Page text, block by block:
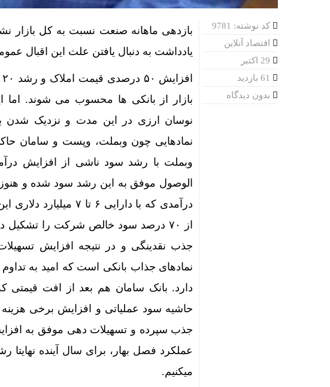
کد نوشته: 9781
اقتصاد آنلاین
بدون دیدگاه
بازدهی ماهانه صنعت نسبت به کل بازار
یادداشت به دنبال یافتن علت این اقبال
بازار از بانکی ها محسوب می شوند. اما
نوسان ارزی در این مدت و نزدیک شدن
نمادهایی چون وبملت، وپست و سامان
وبملت با رشد سود ناشی از افزایش
الوصول موفق به این رشد سود شده و
از ۷۰ درصد سود خالص شرکت را
نمادهای جذاب بانکی است که امید به
حاشیه سود عملیاتی و افزایش برخی
جذب سپرده و تسهیلات دهی موفق به
میکنیم.